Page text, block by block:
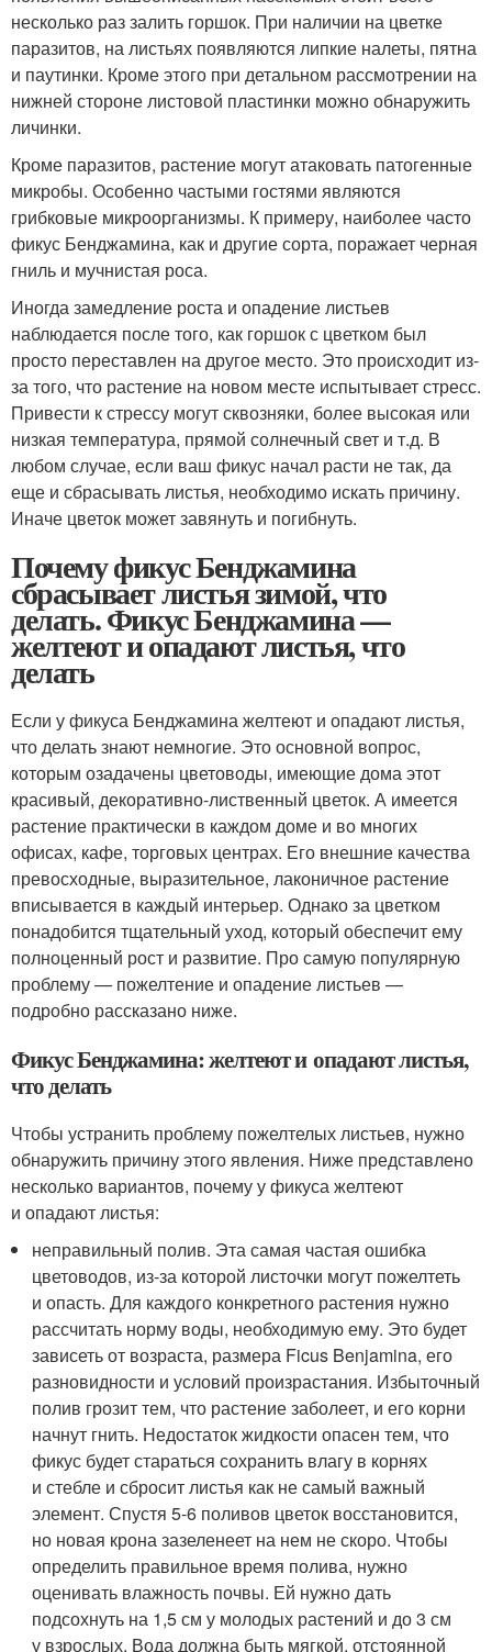
несколько раз залить горшок. При наличии на цветке
паразитов, на листьях появляются липкие налеты, пятна
и паутинки. Кроме этого при детальном рассмотрении на
нижней стороне листовой пластинки можно обнаружить
личинки.
Кроме паразитов, растение могут атаковать патогенные
микробы. Особенно частыми гостями являются
грибковые микроорганизмы. К примеру, наиболее часто
фикус Бенджамина, как и другие сорта, поражает черная
гниль и мучнистая роса.
Иногда замедление роста и опадение листьев
наблюдается после того, как горшок с цветком был
просто переставлен на другое место. Это происходит из-
за того, что растение на новом месте испытывает стресс.
Привести к стрессу могут сквозняки, более высокая или
низкая температура, прямой солнечный свет и т.д. В
любом случае, если ваш фикус начал расти не так, да
еще и сбрасывать листья, необходимо искать причину.
Иначе цветок может завянуть и погибнуть.
Почему фикус Бенджамина
сбрасывает листья зимой, что
делать. Фикус Бенджамина —
желтеют и опадают листья, что
делать
Если у фикуса Бенджамина желтеют и опадают листья,
что делать знают немногие. Это основной вопрос,
которым озадачены цветоводы, имеющие дома этот
красивый, декоративно-лиственный цветок. А имеется
растение практически в каждом доме и во многих
офисах, кафе, торговых центрах. Его внешние качества
превосходные, выразительное, лаконичное растение
вписывается в каждый интерьер. Однако за цветком
понадобится тщательный уход, который обеспечит ему
полноценный рост и развитие. Про самую популярную
проблему — пожелтение и опадение листьев —
подробно рассказано ниже.
Фикус Бенджамина: желтеют и опадают листья,
что делать
Чтобы устранить проблему пожелтелых листьев, нужно
обнаружить причину этого явления. Ниже представлено
несколько вариантов, почему у фикуса желтеют
и опадают листья:
неправильный полив. Эта самая частая ошибка
цветоводов, из-за которой листочки могут пожелтеть
и опасть. Для каждого конкретного растения нужно
рассчитать норму воды, необходимую ему. Это будет
зависеть от возраста, размера Ficus Benjamina, его
разновидности и условий произрастания. Избыточный
полив грозит тем, что растение заболеет, и его корни
начнут гнить. Недостаток жидкости опасен тем, что
фикус будет стараться сохранить влагу в корнях
и стебле и сбросит листья как не самый важный
элемент. Спустя 5-6 поливов цветок восстановится,
но новая крона зазеленеет на нем не скоро. Чтобы
определить правильное время полива, нужно
оценивать влажность почвы. Ей нужно дать
подсохнуть на 1,5 см у молодых растений и до 3 см
у взрослых. Вода должна быть мягкой, отстоянной